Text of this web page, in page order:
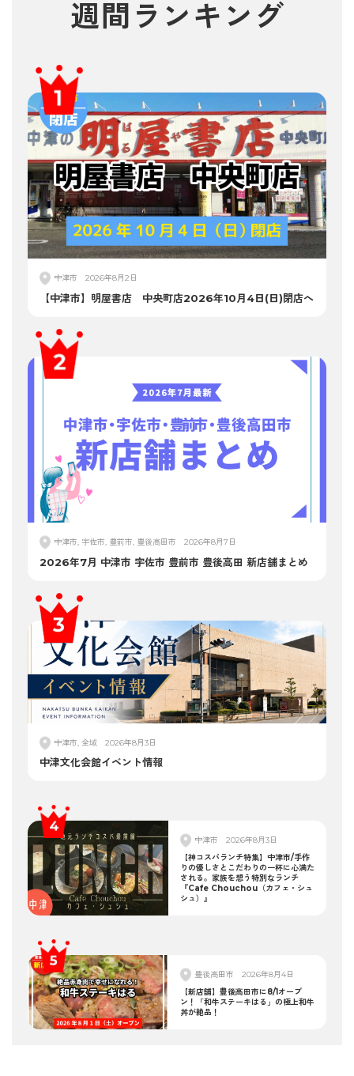
週間 ランキング
中津市 2026年8月2日
【中津市】明屋書店 中央町店2026年10月4日(日)閉店へ
中津市, 宇佐市, 豊前市, 豊後高田市 2026年8月7日
2026年7月 中津市 宇佐市 豊前市 豊後高田 新店舗まとめ
中津市, 全域 2026年8月3日
中津文化会館イベント情報
中津市
2026年8月3日
【神コスパランチ特集】中津市/手作
りの優しさとこだわりの一杯に心満た
される。家族を想う特別なランチ
『Cafe Chouchou（カフェ・シュ
シュ）』
豊後高田市
2026年8月4日
【新店舗】豊後高田市に8/1オープ
ン！「和牛ステーキはる」の極上和牛
丼が絶品！